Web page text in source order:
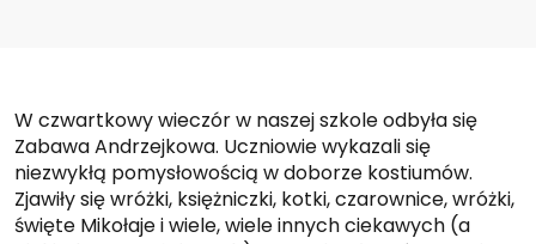
W czwartkowy wieczór w naszej szkole odbyła się
Zabawa Andrzejkowa. Uczniowie wykazali się
niezwykłą pomysłowością w doborze kostiumów.
Zjawiły się wróżki, księżniczki, kotki, czarownice, wróżki,
święte Mikołaje i wiele, wiele innych ciekawych (a